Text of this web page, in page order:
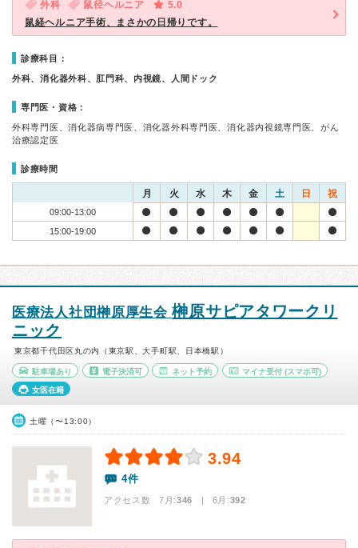
外科 鼠径ヘルニア
5.0
鼠経ヘルニア手術、まさかの日帰りです。
診療科目：
外科、消化器外科、肛門科、内視鏡、人間ドック
専門医・資格：
外科専門医、消化器病専門医、消化器外科専門医、消化器内視鏡専門医、がん
治療認定医
診療時間
月 火 水 木 金 土 日 祝
09:00-13:00
15:00-19:00
医療法人社団榊原厚生会榊原サピアタワークリ
ニック
東京都千代田区丸の内（東京駅、大手町駅、日本橋駅）
駐車場あり 電子決済可 ネット予約 マイナ受付 (スマホ可)
女医在籍
土曜（〜13:00）
3.94
4件
アクセス数 7月:346 | 6月:392